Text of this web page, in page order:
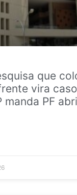
que
vira
manda PF